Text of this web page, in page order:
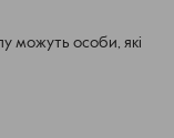
специальный
можуть особи, які